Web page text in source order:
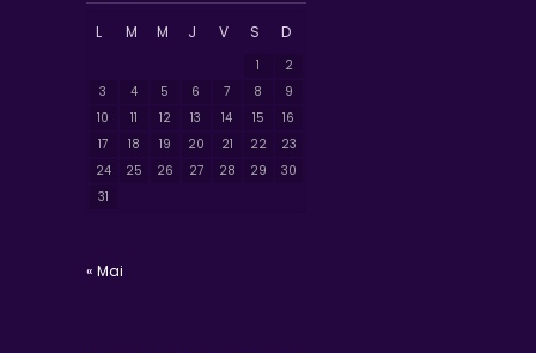
L M M J V S D
1
2
3
4 5 6 7 8
9
10
11 12 13 14 15
16
17
18 19 20 21 22
23
24
25 26 27 28 29
30
31
« Mai